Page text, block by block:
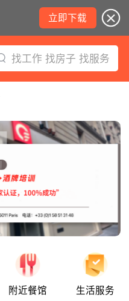
立即下载
找工作 找房子 找服务
附近餐馆 生活服务